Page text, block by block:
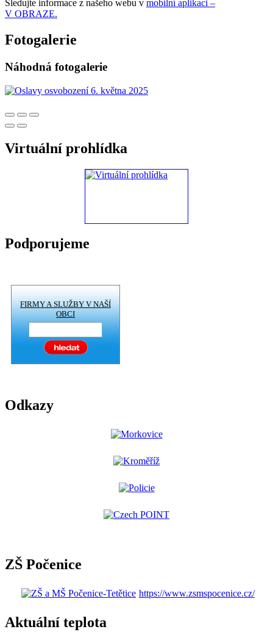
Sledujte informace z našeho webu v mobilní aplikaci –
V OBRAZE.
Fotogalerie
Náhodná fotogalerie
Virtuální prohlídka
Podporujeme
FIRMY A SLUŽBY V NAŠÍ
OBCI
Odkazy
ZŠ Počenice
https://www.zsmspocenice.cz/
Aktuální teplota